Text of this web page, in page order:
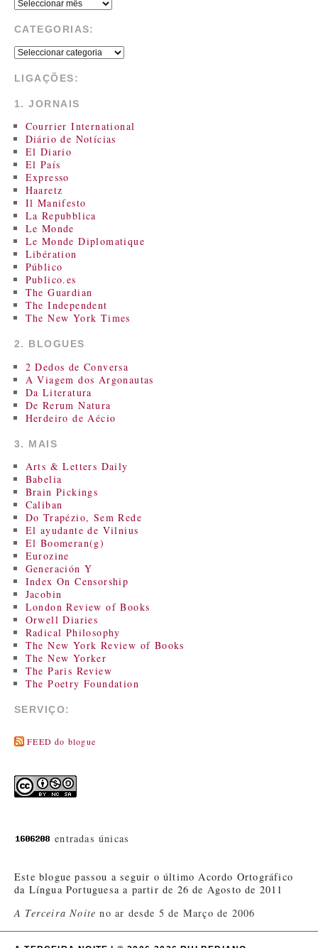
CATEGORIAS:
LIGAÇÕES:
1. JORNAIS
Courrier International
Diário de Notícias
El Diario
El País
Expresso
Haaretz
Il Manifesto
La Repubblica
Le Monde
Le Monde Diplomatique
Libération
Público
Publico.es
The Guardian
The Independent
The New York Times
2. BLOGUES
2 Dedos de Conversa
A Viagem dos Argonautas
Da Literatura
De Rerum Natura
Herdeiro de Aécio
3. MAIS
Arts & Letters Daily
Babelia
Brain Pickings
Caliban
Do Trapézio, Sem Rede
El ayudante de Vilnius
El Boomeran(g)
Eurozine
Generación Y
Index On Censorship
Jacobin
London Review of Books
Orwell Diaries
Radical Philosophy
The New York Review of Books
The New Yorker
The Paris Review
The Poetry Foundation
SERVIÇO:
FEED do blogue
entradas únicas
Este blogue passou a seguir o último Acordo Ortográfico
da Língua Portuguesa a partir de 26 de Agosto de 2011
A Terceira Noite no ar desde 5 de Março de 2006